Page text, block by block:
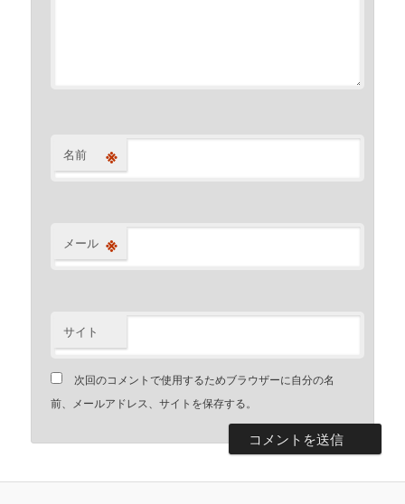
名前 ※
メール ※
サイト
次回のコメントで使用するためブラウザーに自分の名
前、メールアドレス、サイトを保存する。